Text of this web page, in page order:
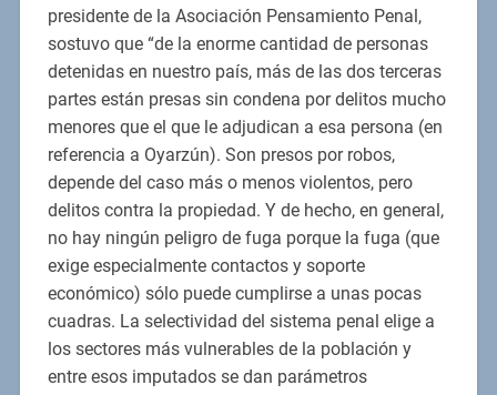
presidente de la Asociación Pensamiento Penal,
sostuvo que “de la enorme cantidad de personas
detenidas en nuestro país, más de las dos terceras
partes están presas sin condena por delitos mucho
menores que el que le adjudican a esa persona (en
referencia a Oyarzún). Son presos por robos,
depende del caso más o menos violentos, pero
delitos contra la propiedad. Y de hecho, en general,
no hay ningún peligro de fuga porque la fuga (que
exige especialmente contactos y soporte
económico) sólo puede cumplirse a unas pocas
cuadras. La selectividad del sistema penal elige a
los sectores más vulnerables de la población y
entre esos imputados se dan parámetros